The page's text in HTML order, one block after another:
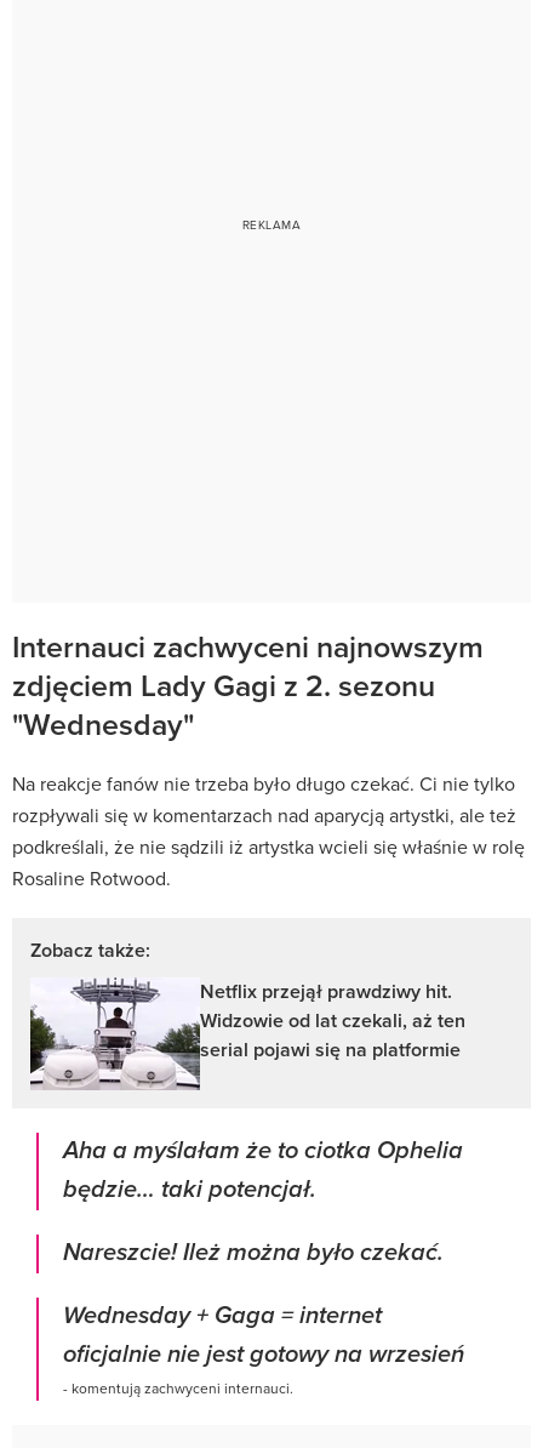
Internauci zachwyceni najnowszym
zdjęciem Lady Gagi z 2. sezonu
"Wednesday"
Na reakcje fanów nie trzeba było długo czekać. Ci nie tylko
rozpływali się w komentarzach nad aparycją artystki, ale też
podkreślali, że nie sądzili iż artystka wcieli się właśnie w rolę
Rosaline Rotwood.
Zobacz także:
Netflix przejął prawdziwy hit.
Widzowie od lat czekali, aż ten
serial pojawi się na platformie
Aha a myślałam że to ciotka Ophelia
będzie… taki potencjał.
Nareszcie! Ileż można było czekać.
Wednesday + Gaga = internet
oficjalnie nie jest gotowy na wrzesień
- komentują zachwyceni internauci.